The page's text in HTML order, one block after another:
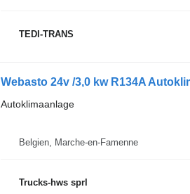
TEDI-TRANS
Webasto 24v /3,0 kw R134A
Autoklimaanlage
Belgien, Marche-en-Famenne
Trucks-hws sprl